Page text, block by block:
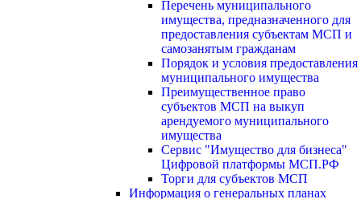
Перечень муниципального
имущества, предназначенного для
предоставления субъектам МСП и
самозанятым гражданам
Порядок и условия предоставления
муниципального имущества
Преимущественное право
субъектов МСП на выкуп
арендуемого муниципального
имущества
Сервис "Имущество для бизнеса"
Цифровой платформы МСП.РФ
Торги для субъектов МСП
Информация о генеральных планах